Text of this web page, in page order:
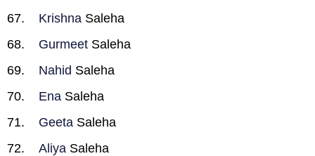
Krishna Saleha
Gurmeet Saleha
Nahid Saleha
Ena Saleha
Geeta Saleha
Aliya Saleha